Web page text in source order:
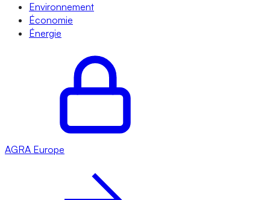
Environnement
Économie
Énergie
AGRA Europe